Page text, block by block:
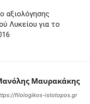
αξιολόγησης
Λυκείου για το
Μαυρακάκης
filologikos-istotopos.gr